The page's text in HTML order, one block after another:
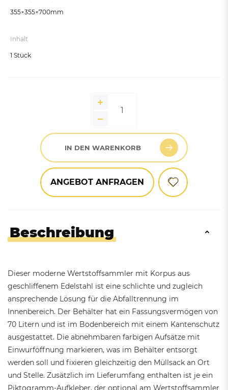
355×355×700mm
Inhalt
1 Stück
IN DEN WARENKORB
ANGEBOT ANFRAGEN
Beschreibung
Dieser moderne Wertstoffsammler mit Korpus aus
geschliffenem Edelstahl ist eine schlichte und zugleich
ansprechende Lösung für die Abfalltrennung im
Innenbereich. Der Behälter hat ein Fassungsvermögen von
70 Litern und ist im Bodenbereich mit einem Kantenschutz
ausgestattet. Die abnehmbaren farbigen Aufsätze mit
Einwurföffnung markieren, was im Behälter entsorgt
werden soll und fixieren gleichzeitig den Müllsack an Ort
und Stelle. Zusätzlich im Lieferumfang enthalten ist je ein
Piktogramm-Aufkleber, der optional am Wertstoffsammler